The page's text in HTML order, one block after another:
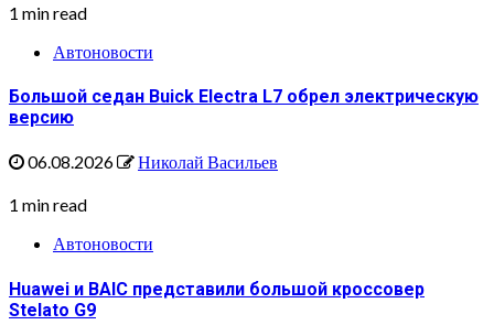
1 min read
Автоновости
Большой седан Buick Electra L7 обрел электрическую
версию
06.08.2026 Николай Васильев
1 min read
Автоновости
Huawei и BAIC представили большой кроссовер
Stelato G9